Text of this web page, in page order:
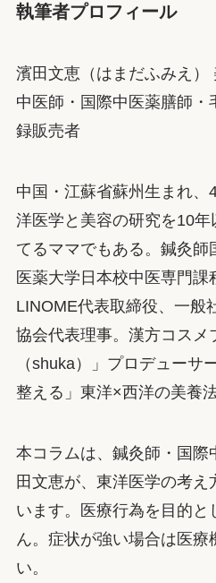
執筆者プロフィール
濱田文恵（はまだふみえ）
中医師・国際中医薬膳師・
録販売者
中国・江蘇省蘇州生まれ、
洋医学と美容の研究を10
てるママでもある。鍼灸師
医薬大学日本校中医専門課
LINOME代表取締役、一般
協会代表理事。漢方コスメ
（shuka）」プロデューサ
整える」東洋×西洋の美養
本コラムは、鍼灸師・国際
田文恵が、東洋医学の考え
います。医療行為を目的と
ん。症状が強い場合は医療
い。